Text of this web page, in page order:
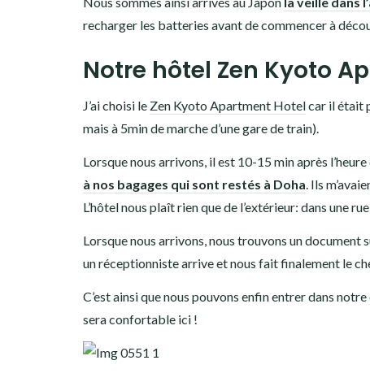
recharger les batteries avant de commencer à
Notre hôtel Zen Kyoto
J’ai choisi le Zen Kyoto Apartment Hotelcar il était
mais à 5min de marche d’une gare de train).
Lorsque nous arrivons, il est 10-15 min après
à nos bagages qui sont restés à Doha . Ils
L’hôtel nous plaît rien que de l’extérieur: dans une
Lorsque nous arrivons, nous trouvons un document
un réceptionniste arrive et nous fait finalement le
C’est ainsi que nous pouvons enfin entrer dans
sera confortable ici !